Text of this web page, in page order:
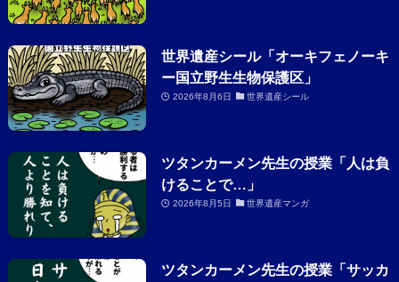
世界遺産シール「オーキフェノーキ
ー国立野生生物保護区」
2026年8月6日 世界遺産シール
ツタンカーメン先生の授業「人は負
けることで…」
2026年8月5日 世界遺産マンガ
ツタンカーメン先生の授業「サッカ